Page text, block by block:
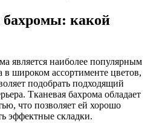
какой
является наиболее популярным
широком ассортименте цветов,
подобрать подходящий
Тканевая бахрома обладает
что позволяет ей хорошо
эффектные складки.